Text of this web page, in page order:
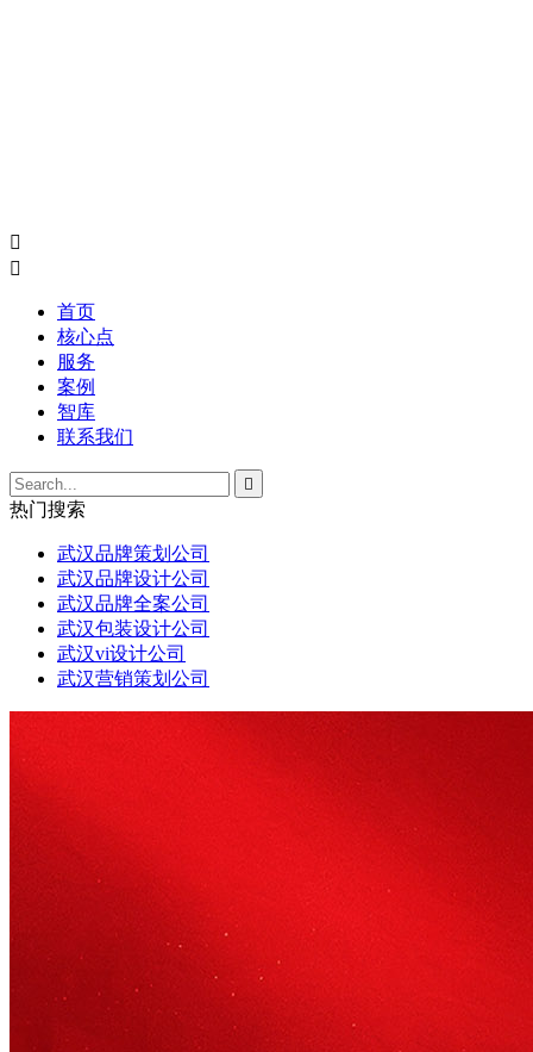


首页
核心点
服务
案例
智库
联系我们

热门搜索
武汉品牌策划公司
武汉品牌设计公司
武汉品牌全案公司
武汉包装设计公司
武汉vi设计公司
武汉营销策划公司